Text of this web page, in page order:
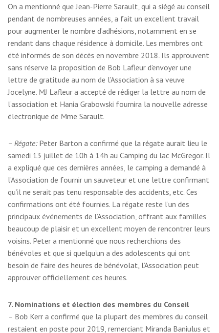
On a mentionné que Jean-Pierre Sarault, qui a siégé au conseil
pendant de nombreuses années, a fait un excellent travail
pour augmenter le nombre d’adhésions, notamment en se
rendant dans chaque résidence à domicile. Les membres ont
été informés de son décès en novembre 2018. Ils approuvent
sans réserve la proposition de Bob Lafleur d’envoyer une
lettre de gratitude au nom de l’Association à sa veuve
Jocelyne. MJ Lafleur a accepté de rédiger la lettre au nom de
l’association et Hania Grabowski fournira la nouvelle adresse
électronique de Mme Sarault.
– Régate:Peter Barton a confirmé que la régate aurait lieu le
samedi 13 juillet de 10h à 14h au Camping du lac McGregor. Il
a expliqué que ces dernières années, le camping a demandé à
l’Association de fournir un sauveteur et une lettre confirmant
qu’il ne serait pas tenu responsable des accidents, etc. Ces
confirmations ont été fournies. La régate reste l’un des
principaux événements de l’Association, offrant aux familles
beaucoup de plaisir et un excellent moyen de rencontrer leurs
voisins. Peter a mentionné que nous recherchions des
bénévoles et que si quelqu’un a des adolescents qui ont
besoin de faire des heures de bénévolat, l’Association peut
approuver officiellement ces heures.
7. Nominations et élection des membres du Conseil
– Bob Kerr a confirmé que la plupart des membres du conseil
restaient en poste pour 2019, remerciant Miranda Baniulus et